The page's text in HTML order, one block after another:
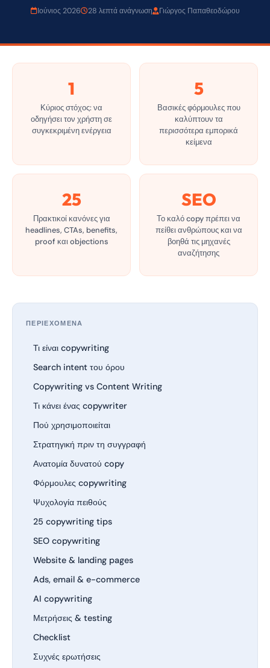
Ιούνιος 2026 28 λεπτά ανάγνωση Γιώργος Παπαθεοδώρου
1
Κύριος στόχος: να
οδηγήσει τον χρήστη σε
συγκεκριμένη ενέργεια
5
Βασικές φόρμουλες που
καλύπτουν τα
περισσότερα εμπορικά
κείμενα
25
Πρακτικοί κανόνες για
headlines, CTAs, benefits,
proof και objections
SEO
Το καλό copy πρέπει να
πείθει ανθρώπους και να
βοηθά τις μηχανές
αναζήτησης
ΠΕΡΙΕΧΟΜΕΝΑ
Τι είναι copywriting
Search intent του όρου
Copywriting vs Content Writing
Τι κάνει ένας copywriter
Πού χρησιμοποιείται
Στρατηγική πριν τη συγγραφή
Ανατομία δυνατού copy
Φόρμουλες copywriting
Ψυχολογία πειθούς
25 copywriting tips
SEO copywriting
Website & landing pages
Ads, email & e-commerce
AI copywriting
Μετρήσεις & testing
Checklist
Συχνές ερωτήσεις